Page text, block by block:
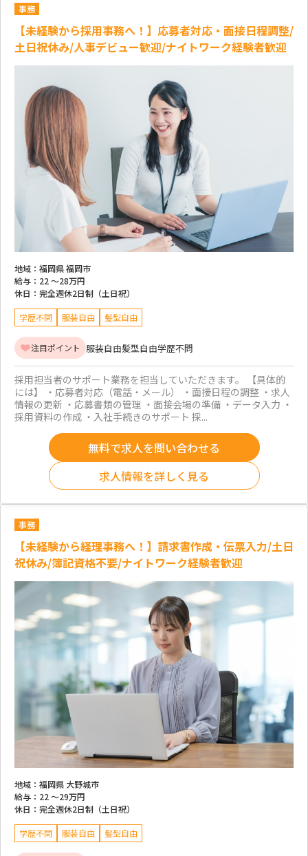
事務
【未経験から採用事務へ！】応募者対応・面接日程調整/
土日祝休み/人事デビュー歓迎/ナイトワーク経験者歓迎
地域： 福岡県 福岡市
給与： 22 ～28万円
休日： 完全週休2日制（土日祝）
学歴不問 服装自由 髪型自由
注目ポイント 服装自由髪型自由学歴不問
採用担当者のサポート業務を担当していただきます。 【具体的
には】 ・応募者対応（電話・メール） ・面接日程の調整 ・求人
情報の更新 ・応募書類の管理 ・面接会場の準備 ・データ入力 ・
採用資料の作成 ・入社手続きのサポート 採...
無料で求人を問い合わせる
求人情報を詳しく見る
事務
【未経験から経理事務へ！】請求書作成・伝票入力/土日
祝休み/簿記資格不要/ナイトワーク経験者歓迎
地域： 福岡県 大野城市
給与： 22 ～29万円
休日： 完全週休2日制（土日祝）
学歴不問 服装自由 髪型自由